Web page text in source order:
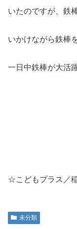
いたのですが、鉄
いかけながら鉄棒
一日中鉄棒が大活
☆こどもプラス／
未分類